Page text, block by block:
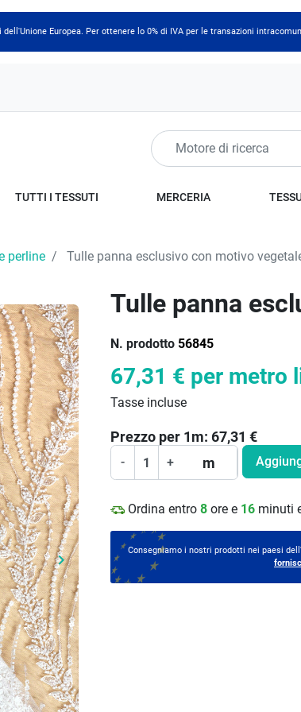
Europea. Per ottenere lo 0% di IVA per le transazioni
TUTTI I TESSUTI MERCERIA
perline Tulle panna esclusivo con motivo
Prossimo
keyboard_arrow_right
Tulle panna
N. prodotto 56845
67,31 € per metro
Tasse incluse
Prezzo per 1m: 67,31 €
- + m
Ordina entro 8 ore e 16 minuti
Consegniamo i nostri prodotti nei paesi